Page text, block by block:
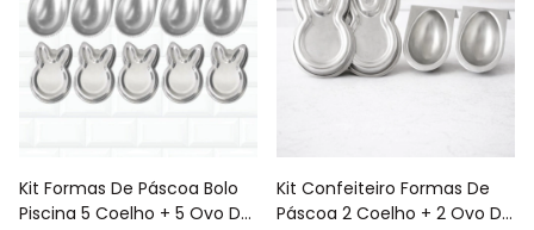
Kit Formas De Páscoa Bolo
Piscina 5 Coelho + 5 Ovo De
Kit Confeiteiro Formas De
Páscoa 2 Coelho + 2 Ovo De